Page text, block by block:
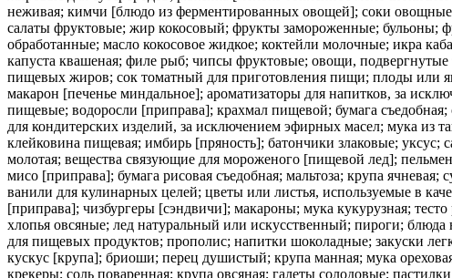
неживая; кимчи [блюдо из ферментированных овощей]; соки овощные
салаты фруктовые; жир кокосовый; фрукты замороженные; бульоны;
обработанные; масло кокосовое жидкое; коктейли молочные; икра
капуста квашеная; филе рыб; чипсы фруктовые; овощи,
пищевых жиров; сок томатный для приготовления пищи; плоды или
макарон [печенье миндальное]; ароматизаторы для напитков, за
пищевые; водоросли [приправа]; крахмал пищевой; бумага
для кондитерских изделий, за исключением эфирных масел; мука из
клейковина пищевая; имбирь [пряность]; батончики злаковые;
молотая; вещества связующие для мороженого [пищевой лед];
мисо [приправа]; бумага рисовая съедобная; мальтоза; крупа
ванили для кулинарных целей; цветы или листья, используемые в
[приправа]; чизбургеры [сэндвичи]; макароны; мука кукурузная;
хлопья овсяные; лед натуральный или искусственный; пироги; блюда
для пищевых продуктов; прополис; напитки шоколадные; закуски
кускус [крупа]; бриоши; перец душистый; крупа манная; мука
крекеры; соль поваренная; крупа овсяная; галеты солодовые;